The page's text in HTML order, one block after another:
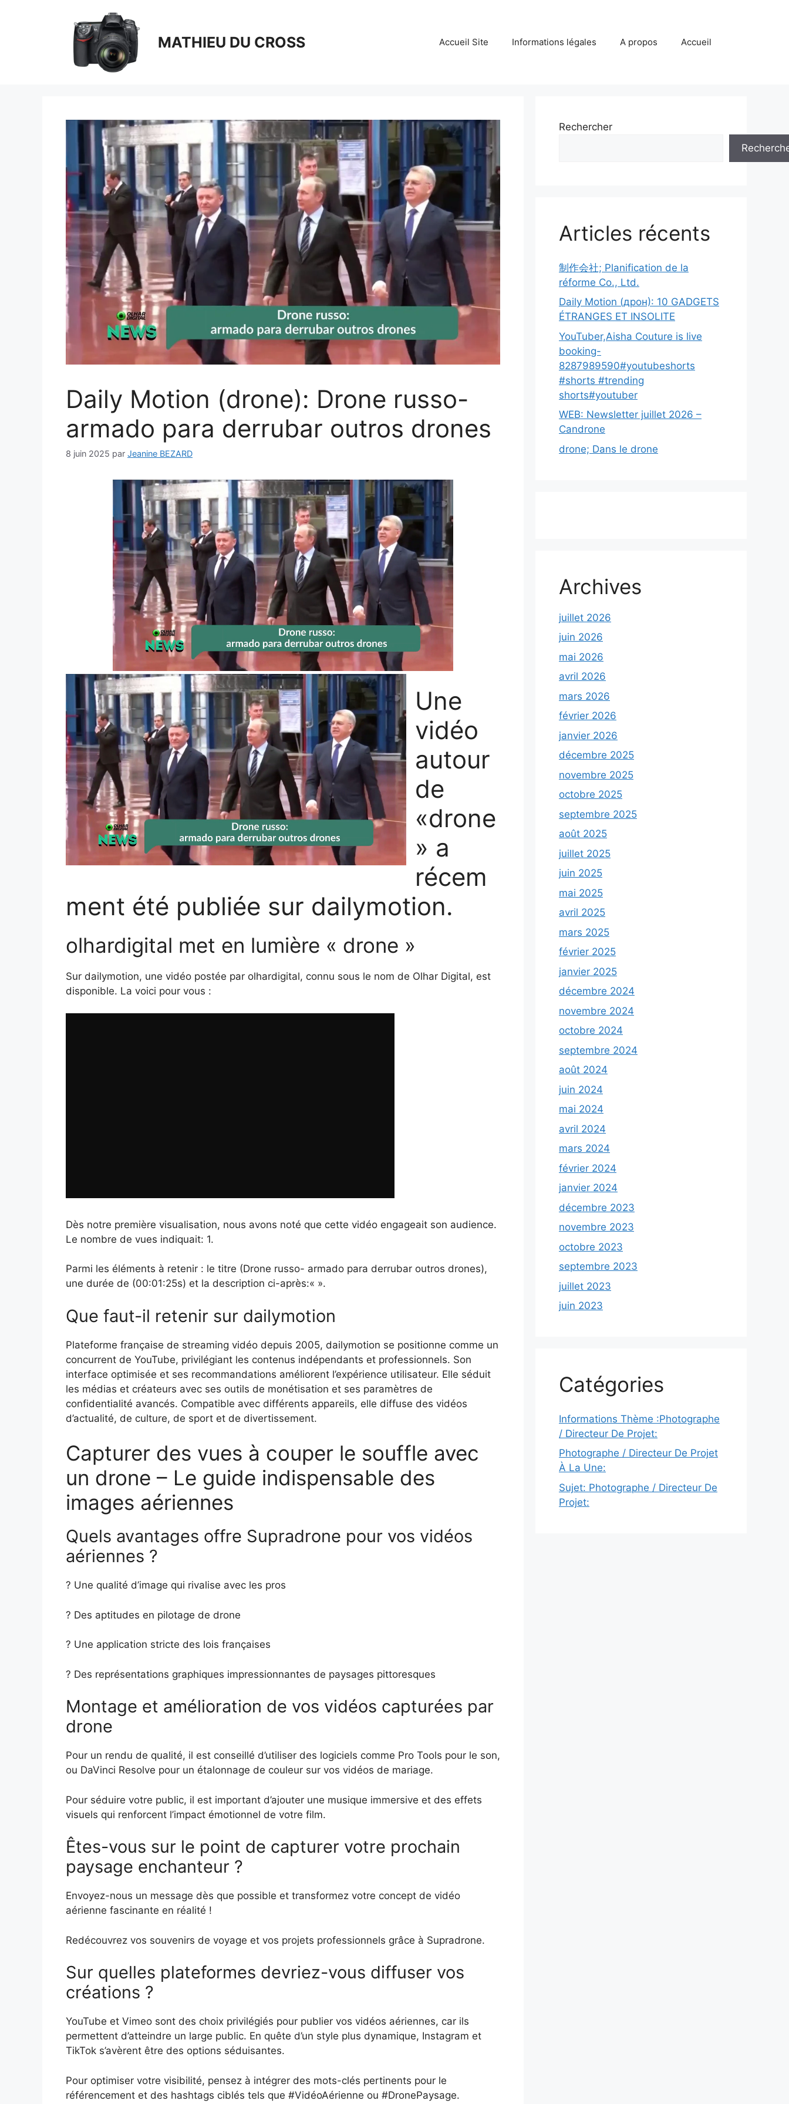
MATHIEU DU CROSS Accueil Site Informations légales A propos Accueil
Daily Motion (drone): Drone russo-
armado para derrubar outros drones
8 juin 2025 par Jeanine BEZARD
Une
vidéo
autour
de
«drone
» a
récem
ment été publiée sur dailymotion.
olhardigital met en lumière « drone »
Sur dailymotion, une vidéo postée par olhardigital, connu sous le nom de Olhar Digital, est
disponible. La voici pour vous :
Dès notre première visualisation, nous avons noté que cette vidéo engageait son audience.
Le nombre de vues indiquait: 1.
Parmi les éléments à retenir : le titre (Drone russo- armado para derrubar outros drones),
une durée de (00:01:25s) et la description ci-après:« ».
Que faut-il retenir sur dailymotion
Plateforme française de streaming vidéo depuis 2005, dailymotion se positionne comme un
concurrent de YouTube, privilégiant les contenus indépendants et professionnels. Son
interface optimisée et ses recommandations améliorent l’expérience utilisateur. Elle séduit
les médias et créateurs avec ses outils de monétisation et ses paramètres de
confidentialité avancés. Compatible avec différents appareils, elle diffuse des vidéos
d’actualité, de culture, de sport et de divertissement.
Capturer des vues à couper le souffle avec
un drone – Le guide indispensable des
images aériennes
Quels avantages offre Supradrone pour vos vidéos
aériennes ?
? Une qualité d’image qui rivalise avec les pros
? Des aptitudes en pilotage de drone
? Une application stricte des lois françaises
? Des représentations graphiques impressionnantes de paysages pittoresques
Montage et amélioration de vos vidéos capturées par
drone
Pour un rendu de qualité, il est conseillé d’utiliser des logiciels comme Pro Tools pour le son,
ou DaVinci Resolve pour un étalonnage de couleur sur vos vidéos de mariage.
Pour séduire votre public, il est important d’ajouter une musique immersive et des effets
visuels qui renforcent l’impact émotionnel de votre film.
Êtes-vous sur le point de capturer votre prochain
paysage enchanteur ?
Envoyez-nous un message dès que possible et transformez votre concept de vidéo
aérienne fascinante en réalité !
Redécouvrez vos souvenirs de voyage et vos projets professionnels grâce à Supradrone.
Sur quelles plateformes devriez-vous diffuser vos
créations ?
YouTube et Vimeo sont des choix privilégiés pour publier vos vidéos aériennes, car ils
permettent d’atteindre un large public. En quête d’un style plus dynamique, Instagram et
TikTok s’avèrent être des options séduisantes.
Pour optimiser votre visibilité, pensez à intégrer des mots-clés pertinents pour le
référencement et des hashtags ciblés tels que #VidéoAérienne ou #DronePaysage.
Rechercher
Articles récents
制作会社; Planification de la
réforme Co., Ltd.
Daily Motion (дрон): 10 GADGETS
ÉTRANGES ET INSOLITE
YouTuber,Aisha Couture is live
booking-
8287989590#youtubeshorts
#shorts #trending
shorts#youtuber
WEB: Newsletter juillet 2026 –
Candrone
drone; Dans le drone
Archives
juillet 2026
juin 2026
mai 2026
avril 2026
mars 2026
février 2026
janvier 2026
décembre 2025
novembre 2025
octobre 2025
septembre 2025
août 2025
juillet 2025
juin 2025
mai 2025
avril 2025
mars 2025
février 2025
janvier 2025
décembre 2024
novembre 2024
octobre 2024
septembre 2024
août 2024
juin 2024
mai 2024
avril 2024
mars 2024
février 2024
janvier 2024
décembre 2023
novembre 2023
octobre 2023
septembre 2023
juillet 2023
juin 2023
Catégories
Informations Thème :Photographe
/ Directeur De Projet:
Photographe / Directeur De Projet
À La Une:
Sujet: Photographe / Directeur De
Projet: